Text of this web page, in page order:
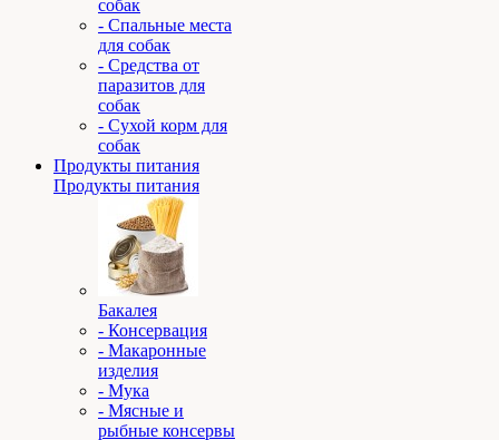
собак
- Спальные места
для собак
- Средства от
паразитов для
собак
- Сухой корм для
собак
Продукты питания
Продукты питания
Бакалея
- Консервация
- Макаронные
изделия
- Мука
- Мясные и
рыбные консервы